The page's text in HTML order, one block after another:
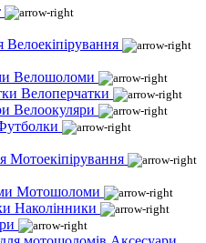
Велоекіпірування
Велошоломи
Велоперчатки
Велоокуляри
Мотоекіпірування
Мотошоломи
Наколінники